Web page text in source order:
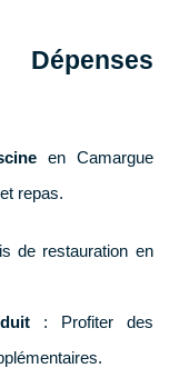
en Camargue
repas.
de restauration en
: Profiter des